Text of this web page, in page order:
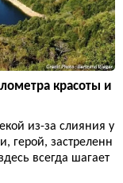
красоты и
из-за слияния у
герой, застреленн
всегда шагает